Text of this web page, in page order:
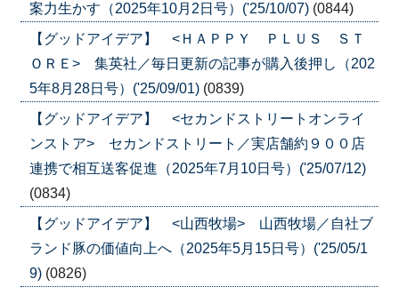
案力生かす（2025年10月2日号）('25/10/07) (0844)
【グッドアイデア】 <ＨＡＰＰＹ ＰＬＵＳ ＳＴ
ＯＲＥ> 集英社／毎日更新の記事が購入後押し（202
5年8月28日号）('25/09/01) (0839)
【グッドアイデア】 <セカンドストリートオンライ
ンストア> セカンドストリート／実店舗約９００店
連携で相互送客促進（2025年7月10日号）('25/07/12)
(0834)
【グッドアイデア】 <山西牧場> 山西牧場／自社ブ
ランド豚の価値向上へ（2025年5月15日号）('25/05/1
9) (0826)